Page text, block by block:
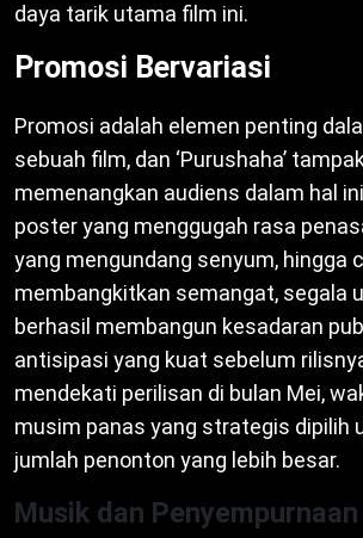
daya tarik utama film ini.
Promosi Bervariasi
Promosi adalah elemen penting
sebuah film, dan ‘Purushaha’
memenangkan audiens dalam hal
poster yang menggugah rasa
yang mengundang senyum, hingga
membangkitkan semangat, segala
berhasil membangun kesadaran
antisipasi yang kuat sebelum
mendekati perilisan di bulan Mei,
musim panas yang strategis dipilih
jumlah penonton yang lebih besar.
Musik dan Penyempurnaan